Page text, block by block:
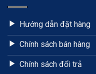
Hướng dẫn đặt hàng
Chính sách bán hàng
Chính sách đổi trả